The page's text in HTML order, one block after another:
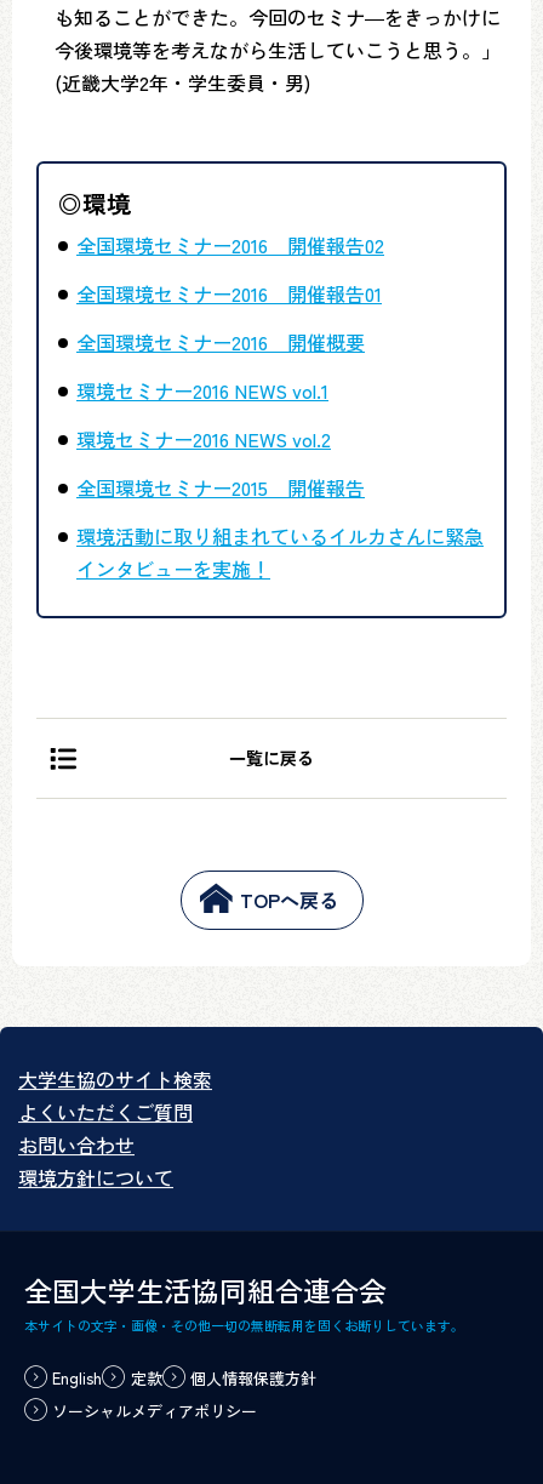
も知ることができた。今回のセミナ―をきっかけに
今後環境等を考えながら生活していこうと思う。」
(近畿大学2年・学生委員・男)
◎環境
全国環境セミナー2016 開催報告02
全国環境セミナー2016 開催報告01
全国環境セミナー2016 開催概要
環境セミナー2016 NEWS vol.1
環境セミナー2016 NEWS vol.2
全国環境セミナー2015 開催報告
環境活動に取り組まれているイルカさんに緊急
インタビューを実施！
一覧に戻る
TOPへ戻る
大学生協のサイト検索
よくいただくご質問
お問い合わせ
環境方針について
English 定款
個人情報保護方針
ソーシャルメディアポリシー
全国大学生活協同組合連合会
本サイトの文字・画像・その他一切の無断転用を固くお断りしています。